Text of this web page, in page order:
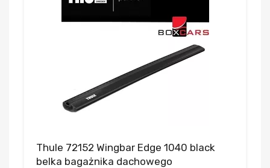
Thule 72152 Wingbar Edge 1040 black
belka bagażnika dachowego